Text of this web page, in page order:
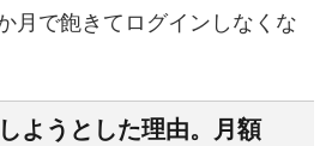
月で飽きてログインしなくな
ようとした理由。月額